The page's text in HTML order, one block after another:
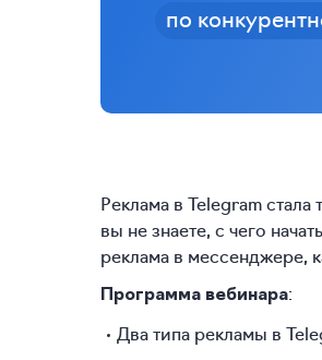
по
Реклама в Telegram
вы не знаете, с чего
реклама в мессенджере,
Программа вебинара:
Два типа рекламы в